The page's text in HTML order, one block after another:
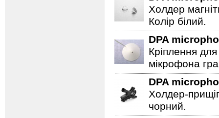
Холдер
Колір білий.
DPA
Кріплення
мікрофона
DPA
Холдер-
чорний.